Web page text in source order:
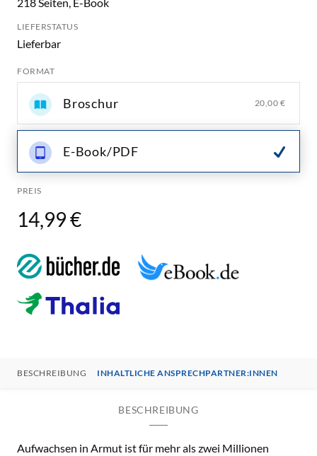
LIEFERSTATUS
Lieferbar
FORMAT
Broschur 20,00 €
E-Book/PDF
PREIS
14,99 €
BESCHREIBUNG INHALTLICHE ANSPRECHPARTNER:INNEN
BESCHREIBUNG
Aufwachsen in Armut ist für mehr als zwei Millionen